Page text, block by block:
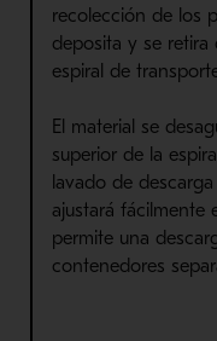
recolección de los
deposita y se
espiral de
El material se
superior de la
lavado de
ajustará fácilmente
permite una
contenedores